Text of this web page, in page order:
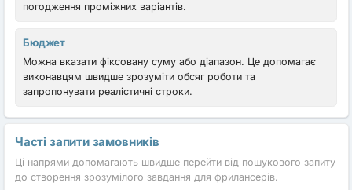
погодження проміжних варіантів.
Бюджет
Можна вказати фіксовану суму або діапазон. Це допомагає
виконавцям швидше зрозуміти обсяг роботи та
запропонувати реалістичні строки.
Часті запити замовників
Ці напрями допомагають швидше перейти від пошукового запиту
до створення зрозумілого завдання для фрилансерів.